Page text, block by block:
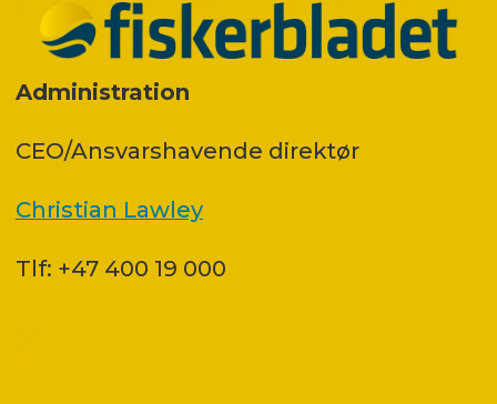
Administration
CEO/Ansvarshavende direktør
Christian Lawley
Tlf: +47 400 19 000